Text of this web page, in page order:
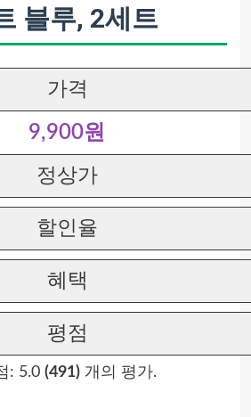
블루, 2세트
가격
9,900원
정상가
할인율
혜택
평점
: 5.0 (491)개의 평가.